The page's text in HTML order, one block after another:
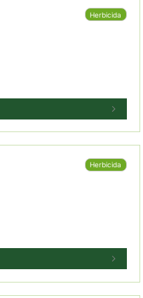
Herbicida
Herbicida